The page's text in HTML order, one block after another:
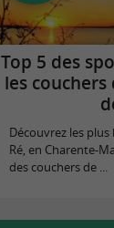
Top 5 des
les couchers
Découvrez les plus
Ré, en Charente-
des couchers de ...